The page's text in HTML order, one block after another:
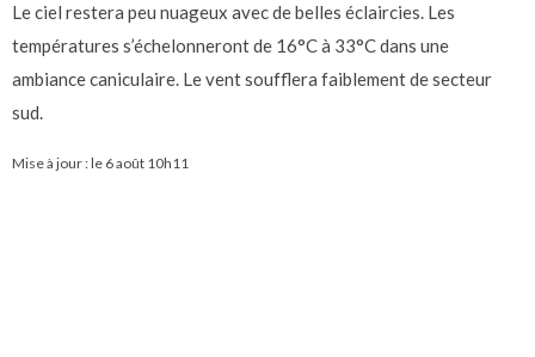
Le ciel restera peu nuageux avec de belles éclaircies. Les
températures s’échelonneront de 16°C à 33°C dans une
ambiance caniculaire. Le vent soufflera faiblement de secteur
sud.
Mise à jour : le 6 août 10h11